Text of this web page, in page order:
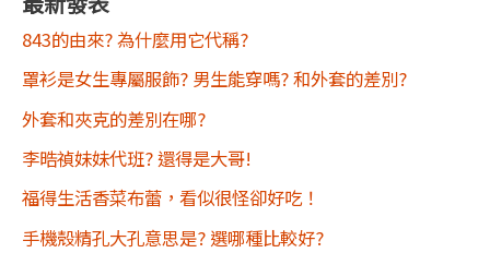
843的由來? 為什麼用它代稱?
罩衫是女生專屬服飾? 男生能穿嗎? 和外套的差別?
外套和夾克的差別在哪?
李晧禎妹妹代班? 還得是大哥!
福得生活香菜布蕾，看似很怪卻好吃！
手機殼精孔大孔意思是? 選哪種比較好?